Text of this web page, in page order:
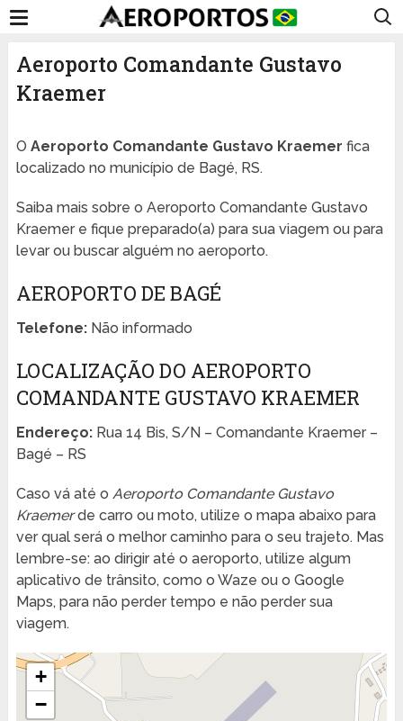
Aeroporto Comandante Gustavo
Kraemer
O Aeroporto Comandante Gustavo Kraemer fica
localizado no município de Bagé, RS.
Saiba mais sobre o Aeroporto Comandante Gustavo
Kraemer e fique preparado(a) para sua viagem ou para
levar ou buscar alguém no aeroporto.
AEROPORTO DE BAGÉ
Telefone:Não informado
LOCALIZAÇÃO DO AEROPORTO
COMANDANTE GUSTAVO KRAEMER
Endereço:Rua 14 Bis, S/N – Comandante Kraemer –
Bagé – RS
Caso vá até o Aeroporto Comandante Gustavo
Kraemerde carro ou moto, utilize o mapa abaixo para
ver qual será o melhor caminho para o seu trajeto. Mas
lembre-se: ao dirigir até o aeroporto, utilize algum
aplicativo de trânsito, como o Waze ou o Google
Maps, para não perder tempo e não perder sua
viagem.
+
−